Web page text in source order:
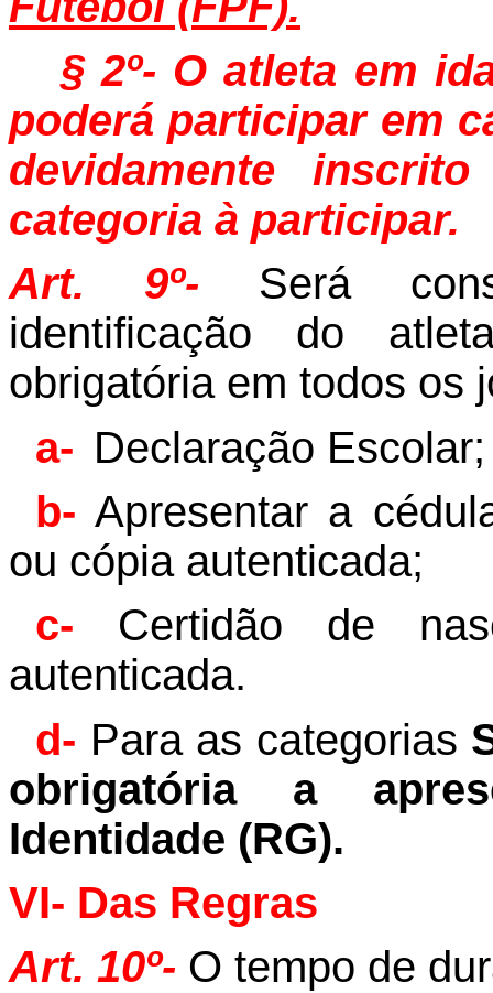
§ 2º- O atleta em
poderá participar em
devidamente
categoria à participar.
Art. 9º-
Será
identificação do
obrigatória em todos os
a- Declaração Escolar;
b- Apresentar a
ou cópia autenticada;
c- Certidão de
autenticada.
d- Para as categorias
obrigatória a
Identidade (RG).
VI- Das Regras
Art. 10º- O tempo de